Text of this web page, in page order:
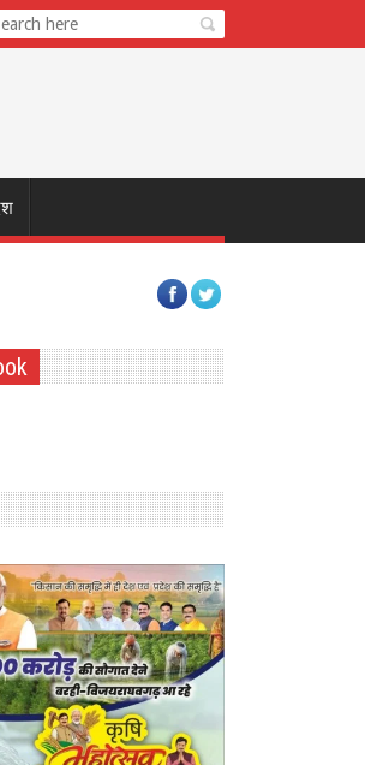
साथ आए, पर्यटन क्षेत्र में Skil Devlopment को मिलेगी